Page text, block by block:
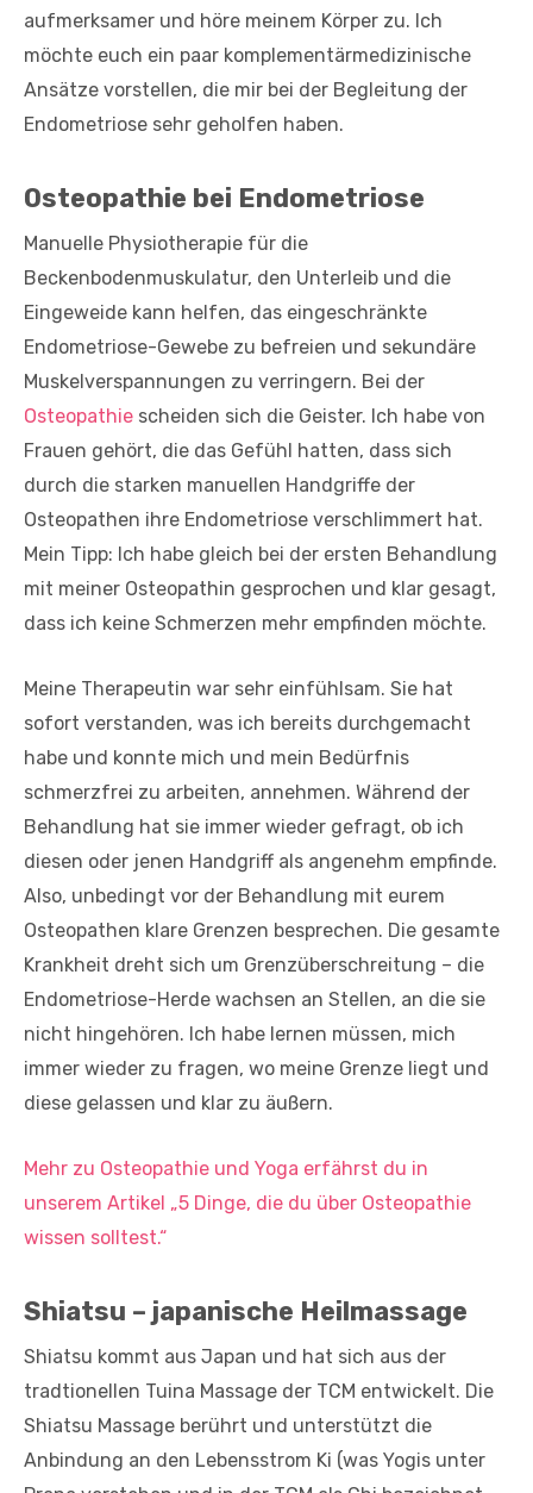
aufmerksamer und höre meinem Körper zu. Ich
möchte euch ein paar komplementärmedizinische
Ansätze vorstellen, die mir bei der Begleitung der
Endometriose sehr geholfen haben.
Osteopathie bei Endometriose
Manuelle Physiotherapie für die
Beckenbodenmuskulatur, den Unterleib und die
Eingeweide kann helfen, das eingeschränkte
Endometriose-Gewebe zu befreien und sekundäre
Muskelverspannungen zu verringern. Bei der
Osteopathie scheiden sich die Geister. Ich habe von
Frauen gehört, die das Gefühl hatten, dass sich
durch die starken manuellen Handgriffe der
Osteopathen ihre Endometriose verschlimmert hat.
Mein Tipp: Ich habe gleich bei der ersten Behandlung
mit meiner Osteopathin gesprochen und klar gesagt,
dass ich keine Schmerzen mehr empfinden möchte.
Meine Therapeutin war sehr einfühlsam. Sie hat
sofort verstanden, was ich bereits durchgemacht
habe und konnte mich und mein Bedürfnis
schmerzfrei zu arbeiten, annehmen. Während der
Behandlung hat sie immer wieder gefragt, ob ich
diesen oder jenen Handgriff als angenehm empfinde.
Also, unbedingt vor der Behandlung mit eurem
Osteopathen klare Grenzen besprechen. Die gesamte
Krankheit dreht sich um Grenzüberschreitung – die
Endometriose-Herde wachsen an Stellen, an die sie
nicht hingehören. Ich habe lernen müssen, mich
immer wieder zu fragen, wo meine Grenze liegt und
diese gelassen und klar zu äußern.
Mehr zu Osteopathie und Yoga erfährst du in
unserem Artikel „5 Dinge, die du über Osteopathie
wissen solltest.“
Shiatsu – japanische Heilmassage
Shiatsu kommt aus Japan und hat sich aus der
tradtionellen Tuina Massage der TCM entwickelt. Die
Shiatsu Massage berührt und unterstützt die
Anbindung an den Lebensstrom Ki (was Yogis unter